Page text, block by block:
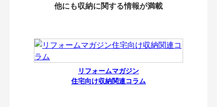
他にも収納に関する情報が満載
リフォームマガジン
住宅向け収納関連コラム